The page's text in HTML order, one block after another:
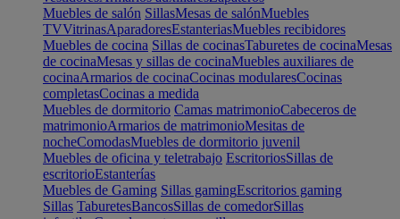
Muebles de salón SillasMesas de salónMuebles
TVVitrinasAparadoresEstanteriasMuebles recibidores
Muebles de cocina Sillas de cocinasTaburetes de cocinaMesas
de cocinaMesas y sillas de cocinaMuebles auxiliares de
cocinaArmarios de cocinaCocinas modularesCocinas
completasCocinas a medida
Muebles de dormitorio Camas matrimonioCabeceros de
matrimonioArmarios de matrimonioMesitas de
nocheComodasMuebles de dormitorio juvenil
Muebles de oficina y teletrabajo EscritoriosSillas de
escritorioEstanterías
Muebles de Gaming Sillas gamingEscritorios gaming
Sillas TaburetesBancosSillas de comedorSillas